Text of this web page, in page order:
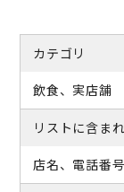
カテゴリ
飲食、実店舗
リストに含ま
店名、電話番